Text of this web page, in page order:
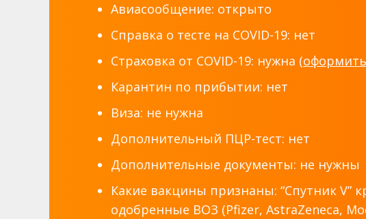
Авиасообщение: открыто
Справка о тесте на COVID-19: нет
Страховка от COVID-19: нужна (оформить
Карантин по прибытии: нет
Виза: не нужна
Дополнительный ПЦР-тест: нет
Дополнительные документы: не нужны
Какие вакцины признаны: “Спутник V”
одобренные ВОЗ (Pfizer, AstraZeneca,